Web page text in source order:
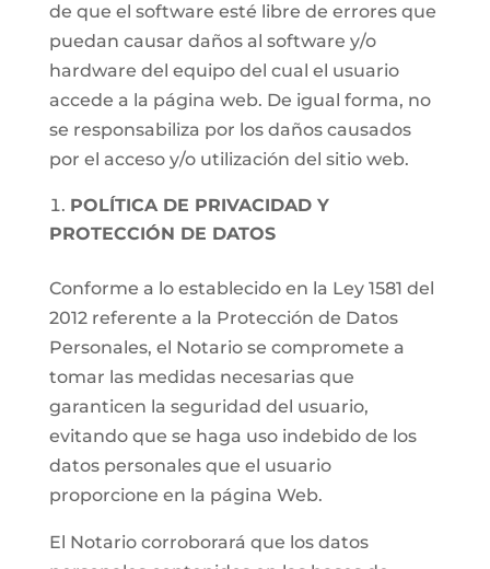
de que el software esté libre de errores que
puedan causar daños al software y/o
hardware del equipo del cual el usuario
accede a la página web. De igual forma, no
se responsabiliza por los daños causados
por el acceso y/o utilización del sitio web.
POLÍTICA DE PRIVACIDAD Y
PROTECCIÓN DE DATOS
Conforme a lo establecido en la Ley 1581 del
2012 referente a la Protección de Datos
Personales, el Notario se compromete a
tomar las medidas necesarias que
garanticen la seguridad del usuario,
evitando que se haga uso indebido de los
datos personales que el usuario
proporcione en la página Web.
El Notario corroborará que los datos